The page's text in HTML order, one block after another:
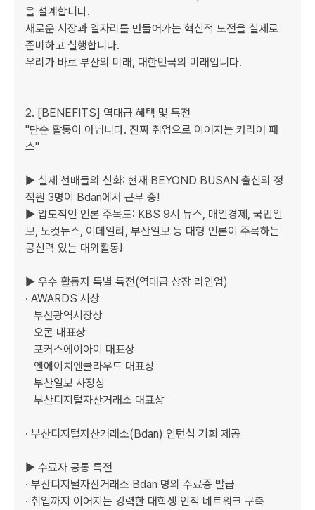
을 설계합니다.
새로운 시장과 일자리를 만들어가는 혁신적 도전을 실제로
준비하고 실행합니다.
우리가 바로 부산의 미래, 대한민국의 미래입니다.
2. [BENEFITS] 역대급 혜택 및 특전
"단순 활동이 아닙니다. 진짜 취업으로 이어지는 커리어 패
스"
▶ 실제 선배들의 신화: 현재 BEYOND BUSAN 출신의 정
직원 3명이 Bdan에서 근무 중!
▶ 압도적인 언론 주목도: KBS 9시 뉴스, 매일경제, 국민일
보, 노컷뉴스, 이데일리, 부산일보 등 대형 언론이 주목하는
공신력 있는 대외활동!
▶ 우수 활동자 특별 특전(역대급 상장 라인업)
· AWARDS 시상
· 부산디지털자산거래소(Bdan) 인턴십 기회 제공
▶ 수료자 공통 특전
· 부산디지털자산거래소 Bdan 명의 수료증 발급
· 취업까지 이어지는 강력한 대학생 인적 네트워크 구축